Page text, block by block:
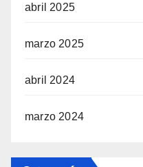
abril 2025
marzo 2025
abril 2024
marzo 2024